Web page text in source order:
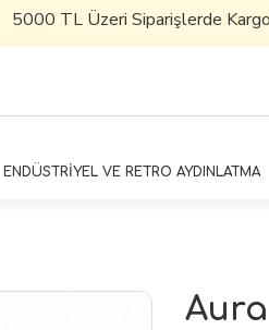
Siparişlerde Kargo
ENDÜSTRİYEL VE RETRO AYDINLATMA